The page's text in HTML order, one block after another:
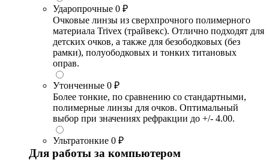
Ударопрочные 0 ₽
Очковые линзы из сверхпрочного полимерного
материала Trivex (трайвекс). Отлично подходят для
детских очков, а также для безободковых (без
рамки), полуободковых и тонких титановых
оправ.
Утонченные 0 ₽
Более тонкие, по сравнению со стандартными,
полимерные линзы для очков. Оптимальный
выбор при значениях рефракции до +/- 4.00.
Ультратонкие 0 ₽
Для работы за компьютером